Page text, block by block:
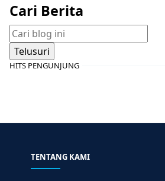
Cari Berita
HITS PENGUNJUNG
TENTANG KAMI